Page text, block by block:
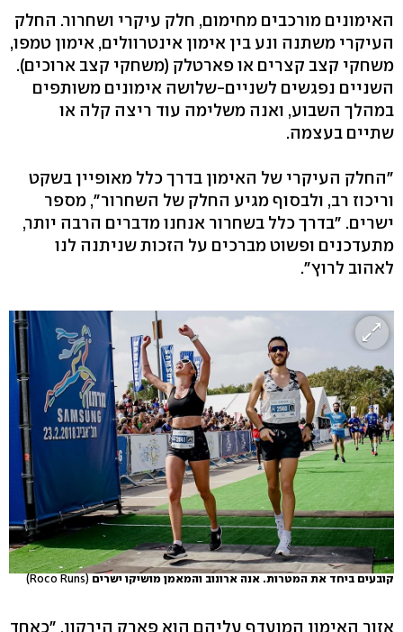
האימונים מורכבים מחימום, חלק עיקרי ושחרור. החלק
העיקרי משתנה ונע בין אימון אינטרוולים, אימון טמפו,
משחקי קצב קצרים או פארטלק (משחקי קצב ארוכים).
השניים נפגשים לשניים-שלושה אימונים משותפים
במהלך השבוע, ואנה משלימה עוד ריצה קלה או
שתיים בעצמה.
"החלק העיקרי של האימון בדרך כלל מאופיין בשקט
וריכוז רב, ולבסוף מגיע החלק של השחרור", מספר
ישרים. "בדרך כלל בשחרור אנחנו מדברים הרבה יותר,
מתעדכנים ופשוט מברכים על הזכות שניתנה לנו
לאהוב לרוץ".
קובעים ביחד את המטרות. אנה ארונוב והמאמן מושיקו ישרים (Roco Runs)
אזור האימון המועדף עליהם הוא פארק הירקון. "כאחד